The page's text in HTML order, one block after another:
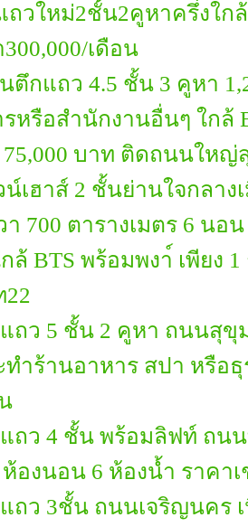
ถวใหม่2ชั้น2คูหาครึ่งใก
เดือน
ตึกแถว 4.5 ชั้น 3 คูหา
หรือสำนักงานอื่นๆ ใกล้
75,000 บาท ติดถนนให
น์เฮาส์ 2 ชั้นย่านใจกลาง
า 700 ตารางเมตร 6 นอ
ล้ BTS พร้อมพงา์ เพียง
ถว 5 ชั้น 2 คูหา ถนนสุขุ
ทำร้านอาหาร สปา หรือธุ
ถว 4 ชั้น พร้อมลิฟท์ ถนน
ห้องนอน 6 ห้องน้ำ ราคา
ถว 3ชั้น ถนนเจริญนคร